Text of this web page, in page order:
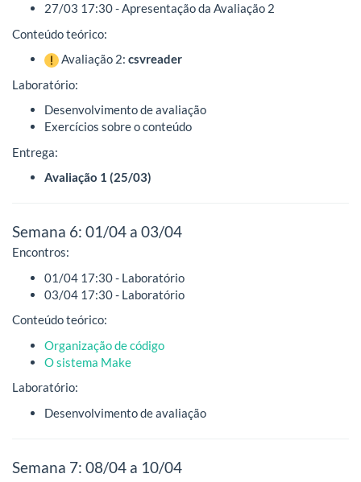
27/03 17:30 - Apresentação da Avaliação 2
Conteúdo teórico:
Avaliação 2: csvreader
Laboratório:
Desenvolvimento de avaliação
Exercícios sobre o conteúdo
Entrega:
Avaliação 1 (25/03)
Semana 6: 01/04 a 03/04
Encontros:
01/04 17:30 - Laboratório
03/04 17:30 - Laboratório
Conteúdo teórico:
Organização de código
O sistema Make
Laboratório:
Desenvolvimento de avaliação
Semana 7: 08/04 a 10/04